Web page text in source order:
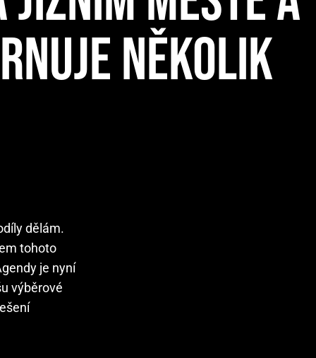
NĚKOLIK
dělám.
tohoto
je nyní
výběrové